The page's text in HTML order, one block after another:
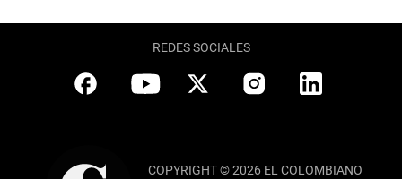
REDES SOCIALES
COPYRIGHT © 2026 EL COLOMBIANO